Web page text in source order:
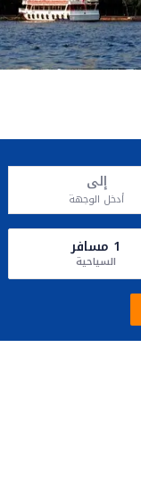
إلى
أدخل الوجهة
1 مسافر
السياحية